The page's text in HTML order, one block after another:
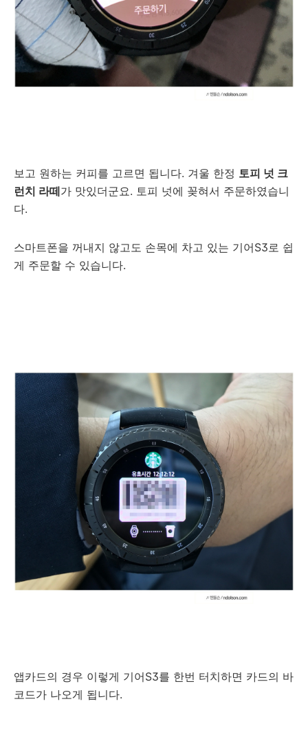
보고 원하는 커피를 고르면 됩니다. 겨울 한정 토피 넛 크
런치 라떼가 맛있더군요. 토피 넛에 꽂혀서 주문하였습니
다.
스마트폰을 꺼내지 않고도 손목에 차고 있는 기어S3로 쉽
게 주문할 수 있습니다.
앱카드의 경우 이렇게 기어S3를 한번 터치하면 카드의 바
코드가 나오게 됩니다.